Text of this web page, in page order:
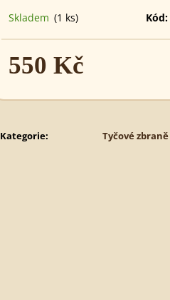
Skladem (1 ks) Kód:
550 Kč
cena:
Kategorie: Tyčové zbraně